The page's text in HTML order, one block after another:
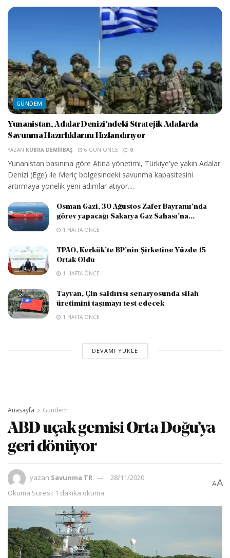
GÜNDEM
Yunanistan, Adalar Denizi’ndeki Stratejik Adalarda
Savunma Hazırlıklarını Hızlandırıyor
YAZAN KÜBRA DEMIRBAŞ 6 GÜN ÖNCE 0
Yunanistan basınına göre Atina yönetimi, Türkiye'ye yakın Adalar
Denizi (Ege) ile Meriç bölgesindeki savunma kapasitesini
artırmaya yönelik yeni adımlar atıyor....
Osman Gazi, 30 Ağustos Zafer Bayramı’nda
görev yapacağı Sakarya Gaz Sahası’na...
1 HAFTA ÖNCE
TPAO, Kerkük’te BP’nin Şirketine Yüzde 15
Ortak Oldu
1 HAFTA ÖNCE
Tayvan, Çin saldırısı senaryosunda silah
üretimini taşımayı test edecek
1 HAFTA ÖNCE
DEVAMI YÜKLE
Anasayfa Gündem
ABD uçak gemisi Orta Doğu’ya
geri dönüyor
yazan Savunma TR
28/11/2020
Okuma Süresi: 1 dakika okuma
AA